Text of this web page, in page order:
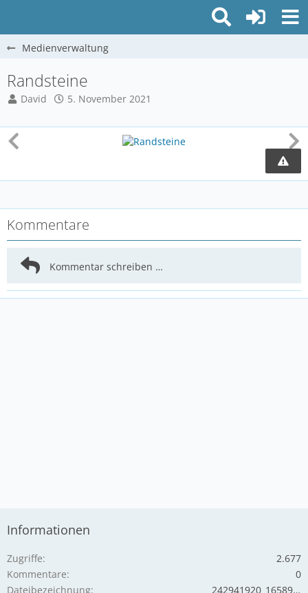
Medienverwaltung
Randsteine
David 5. November 2021
Kommentare
Informationen
Zugriffe
2.677
Kommentare
0
Dateibezeichnung
242941920_1658983480939053_3338885615670605998_n.jpg